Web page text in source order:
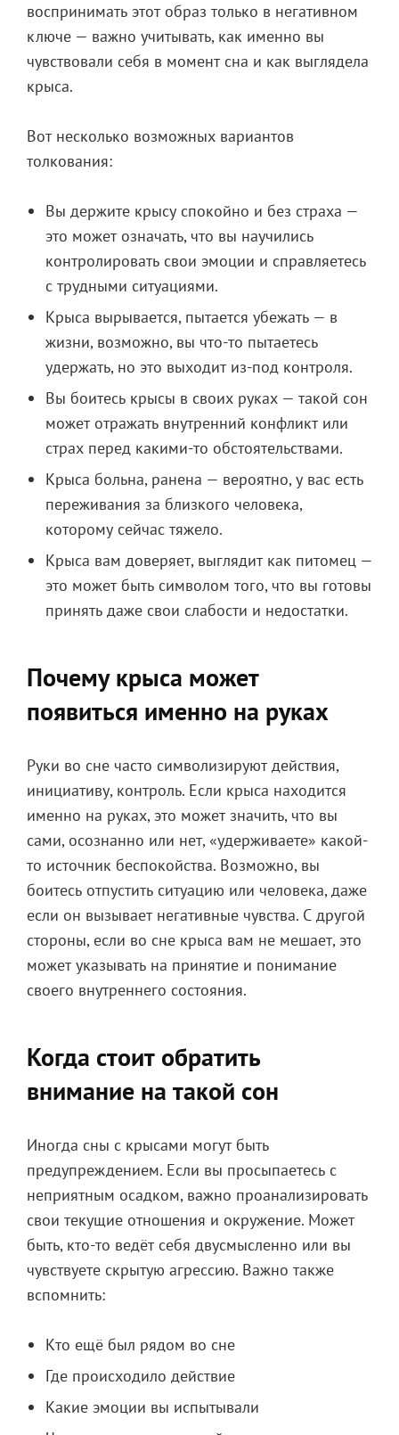
воспринимать этот образ только в негативном
ключе — важно учитывать, как именно вы
чувствовали себя в момент сна и как выглядела
крыса.
Вот несколько возможных вариантов
толкования:
Вы держите крысу спокойно и без страха —
это может означать, что вы научились
контролировать свои эмоции и справляетесь
с трудными ситуациями.
Крыса вырывается, пытается убежать — в
жизни, возможно, вы что-то пытаетесь
удержать, но это выходит из-под контроля.
Вы боитесь крысы в своих руках — такой сон
может отражать внутренний конфликт или
страх перед какими-то обстоятельствами.
Крыса больна, ранена — вероятно, у вас есть
переживания за близкого человека,
которому сейчас тяжело.
Крыса вам доверяет, выглядит как питомец —
это может быть символом того, что вы готовы
принять даже свои слабости и недостатки.
Почему крыса может
появиться именно на руках
Руки во сне часто символизируют действия,
инициативу, контроль. Если крыса находится
именно на руках, это может значить, что вы
сами, осознанно или нет, «удерживаете» какой-
то источник беспокойства. Возможно, вы
боитесь отпустить ситуацию или человека, даже
если он вызывает негативные чувства. С другой
стороны, если во сне крыса вам не мешает, это
может указывать на принятие и понимание
своего внутреннего состояния.
Когда стоит обратить
внимание на такой сон
Иногда сны с крысами могут быть
предупреждением. Если вы просыпаетесь с
неприятным осадком, важно проанализировать
свои текущие отношения и окружение. Может
быть, кто-то ведёт себя двусмысленно или вы
чувствуете скрытую агрессию. Важно также
вспомнить:
Кто ещё был рядом во сне
Где происходило действие
Какие эмоции вы испытывали